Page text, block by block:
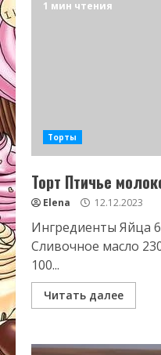
1 мин чтения
Торты
Торт Птичье
Elena 12.12.2023
Ингредиенты Яйца 6
Сливочное масло
100...
Читать далее